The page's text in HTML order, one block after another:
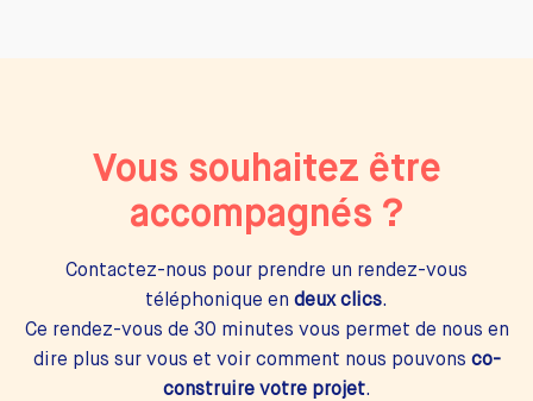
Vous souhaitez être
accompagnés ?
Contactez-nous pour prendre un rendez-vous
téléphonique en deux clics.
Ce rendez-vous de 30 minutes vous permet de nous en
dire plus sur vous et voir comment nous pouvons co-
construire votre projet.